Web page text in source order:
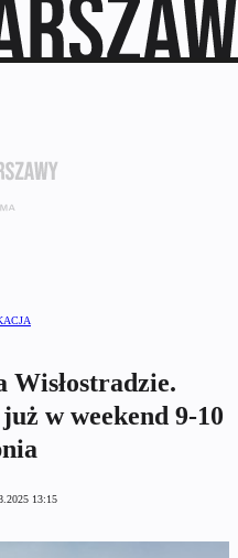
Wisłostradzie.
w weekend 9-10
13:15